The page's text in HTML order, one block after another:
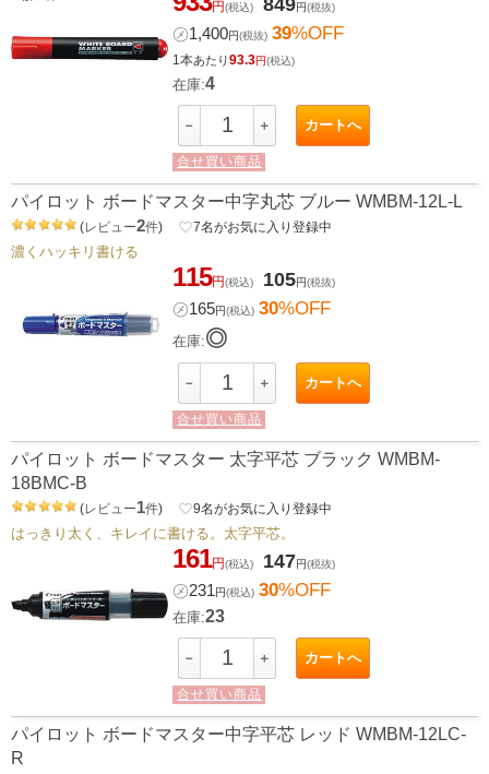
円(税込) 円(税抜)
㋱1,400円(税抜) 39%OFF
1本あたり93.3円(税込)
在庫:4
－ ＋ カートへ
合せ買い商品
パイロット ボードマスター中字丸芯 ブルー WMBM-12L-L
(レビュー2件) favorite_border7名がお気に入り登録中
濃くハッキリ書ける
115円(税込) 105円(税抜)
㋱165円(税込) 30%OFF
在庫:◎
－ ＋ カートへ
合せ買い商品
パイロット ボードマスター 太字平芯 ブラック WMBM-
18BMC-B
(レビュー1件) favorite_border9名がお気に入り登録中
はっきり太く、キレイに書ける。太字平芯。
161円(税込) 147円(税抜)
㋱231円(税込) 30%OFF
在庫:23
－ ＋ カートへ
合せ買い商品
パイロット ボードマスター中字平芯 レッド WMBM-12LC-
R